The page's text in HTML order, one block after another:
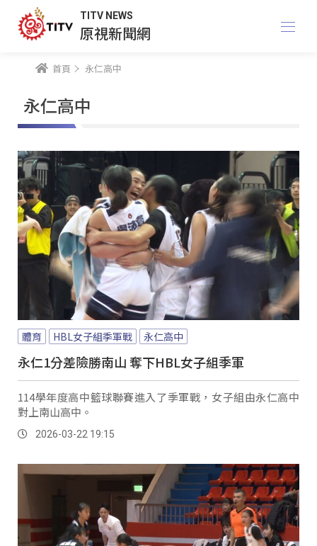
TITV NEWS
原視新聞網
首頁 永仁高中
永仁高中
體育 HBL女子組季軍戰 永仁高中
永仁1分差險勝南山 奪下HBL女子組季軍
114學年度高中籃球聯賽進入了季軍戰，女子組由永仁高中
對上南山高中。
2026-03-22 19:15